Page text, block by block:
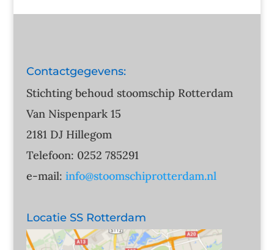
Contactgegevens:
Stichting behoud stoomschip Rotterdam
Van Nispenpark 15
2181 DJ Hillegom
Telefoon: 0252 785291
e-mail: info@stoomschiprotterdam.nl
Locatie SS Rotterdam